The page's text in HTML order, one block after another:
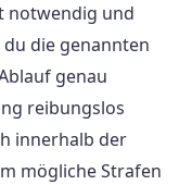
notwendig und
die genannten
genau
reibungslos
innerhalb der
mögliche Strafen